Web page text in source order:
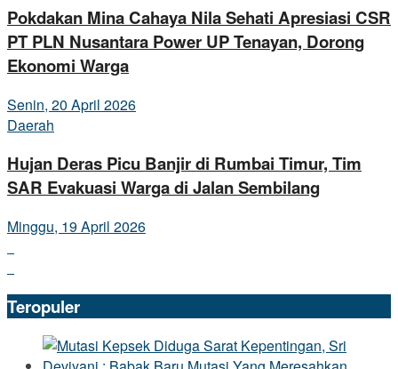
Pokdakan Mina Cahaya Nila Sehati Apresiasi CSR
PT PLN Nusantara Power UP Tenayan, Dorong
Ekonomi Warga
Senin, 20 April 2026
Daerah
Hujan Deras Picu Banjir di Rumbai Timur, Tim
SAR Evakuasi Warga di Jalan Sembilang
Minggu, 19 April 2026
Teropuler